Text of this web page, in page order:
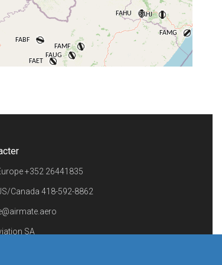
©OpenStreetMapcontributors.
+352 26441835
Canada 418-592-8862
SA